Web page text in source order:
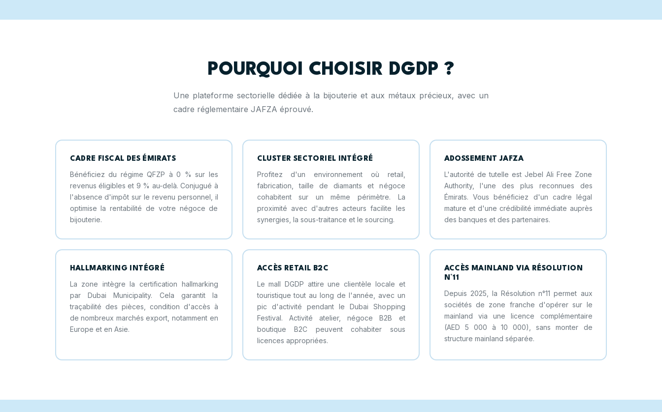
POURQUOI CHOISIR DGDP ?
Une plateforme sectorielle dédiée à la bijouterie et aux métaux précieux, avec un
cadre réglementaire JAFZA éprouvé.
CADRE FISCAL DES ÉMIRATS
Bénéficiez du régime QFZP à 0 % sur les
revenus éligibles et 9 % au-delà. Conjugué à
l'absence d'impôt sur le revenu personnel, il
optimise la rentabilité de votre négoce de
bijouterie.
CLUSTER SECTORIEL INTÉGRÉ
Profitez d'un environnement où retail,
fabrication, taille de diamants et négoce
cohabitent sur un même périmètre. La
proximité avec d'autres acteurs facilite les
synergies, la sous-traitance et le sourcing.
ADOSSEMENT JAFZA
L'autorité de tutelle est Jebel Ali Free Zone
Authority, l'une des plus reconnues des
Émirats. Vous bénéficiez d'un cadre légal
mature et d'une crédibilité immédiate auprès
des banques et des partenaires.
HALLMARKING INTÉGRÉ
La zone intègre la certification hallmarking
par Dubai Municipality. Cela garantit la
traçabilité des pièces, condition d'accès à
de nombreux marchés export, notamment en
Europe et en Asie.
ACCÈS RETAIL B2C
Le mall DGDP attire une clientèle locale et
touristique tout au long de l'année, avec un
pic d'activité pendant le Dubai Shopping
Festival. Activité atelier, négoce B2B et
boutique B2C peuvent cohabiter sous
licences appropriées.
ACCÈS MAINLAND VIA RÉSOLUTION
N°11
Depuis 2025, la Résolution n°11 permet aux
sociétés de zone franche d'opérer sur le
mainland via une licence complémentaire
(AED 5 000 à 10 000), sans monter de
structure mainland séparée.